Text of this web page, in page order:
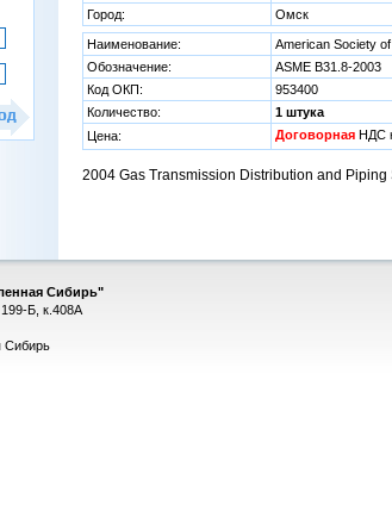
Город:
Омск
Наименование:
American Society
Обозначение:
ASME B31.8-2003
Код ОКП:
953400
Количество:
1 штука
Цена:
Договорная НДС
2004 Gas Transmission Distribution and Piping
Сибирь"
Б, к.408А
Сибирь